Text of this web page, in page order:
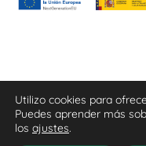
Utilizo cookies para
Puedes aprender más
los ajustes.